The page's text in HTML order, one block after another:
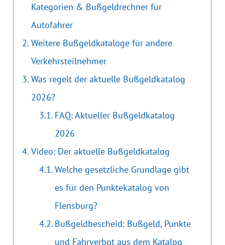
Kategorien & Bußgeldrechner für
Autofahrer
Weitere Bußgeldkataloge für andere
Verkehrsteilnehmer
Was regelt der aktuelle Bußgeldkatalog
2026?
FAQ: Aktueller Bußgeldkatalog
2026
Video: Der aktuelle Bußgeldkatalog
Welche gesetzliche Grundlage gibt
es für den Punktekatalog von
Flensburg?
Bußgeldbescheid: Bußgeld, Punkte
und Fahrverbot aus dem Katalog